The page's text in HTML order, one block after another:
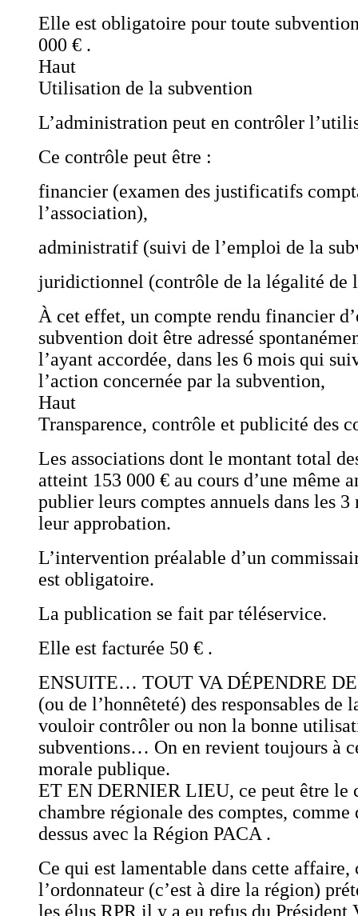
Elle est obligatoire pour toute
000 € .
Haut
Utilisation de la subvention
L’administration peut en contrôler
Ce contrôle peut être :
financier (examen des justificatifs
l’association),
administratif (suivi de l’emploi de la
juridictionnel (contrôle de la légalité de
À cet effet, un compte rendu financier
subvention doit être adressé
l’ayant accordée, dans les 6 mois qui
l’action concernée par la subvention,
Haut
Transparence, contrôle et publicité des
Les associations dont le montant total
atteint 153 000 € au cours d’une même
publier leurs comptes annuels dans les
leur approbation.
L’intervention préalable d’un
est obligatoire.
La publication se fait par téléservice.
Elle est facturée 50 € .
ENSUITE… TOUT VA DÉPENDRE
(ou de l’honnêteté) des responsables de
vouloir contrôler ou non la bonne
subventions… On en revient toujours à
morale publique.
ET EN DERNIER LIEU, ce peut être le
chambre régionale des comptes, comme
dessus avec la Région PACA .
Ce qui est lamentable dans cette affaire,
l’ordonnateur (c’est à dire la région)
les élus RPR il y a eu refus du